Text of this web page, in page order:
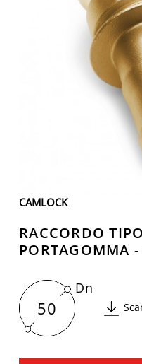
CAMLOCK
RACCORDO
PORTAGOMMA
50
Dn